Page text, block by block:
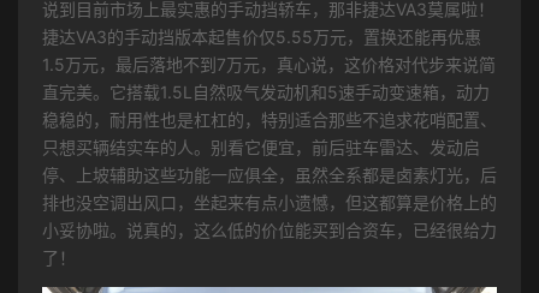
说到目前市场上最实惠的手动挡轿车，那非捷达VA3莫属啦！
捷达VA3的手动挡版本起售价仅5.55万元，置换还能再优惠
1.5万元，最后落地不到7万元，真心说，这价格对代步来说简
直完美。它搭载1.5L自然吸气发动机和5速手动变速箱，动力
稳稳的，耐用性也是杠杠的，特别适合那些不追求花哨配置、
只想买辆结实车的人。别看它便宜，前后驻车雷达、发动启
停、上坡辅助这些功能一应俱全，虽然全系都是卤素灯光，后
排也没空调出风口，坐起来有点小遗憾，但这都算是价格上的
小妥协啦。说真的，这么低的价位能买到合资车，已经很给力
了！